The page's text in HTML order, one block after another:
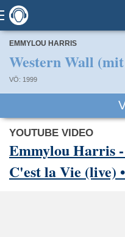
EMMYLOU HARRIS
Western Wall
VÖ: 1999
YOUTUBE VIDEO
Emmylou Harris
C'est la Vie (live)